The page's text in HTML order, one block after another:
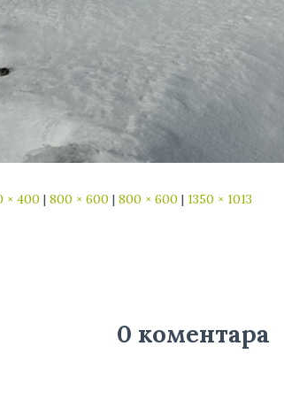
× 400 | 800 × 600 | 800 × 600 | 1350 × 1013
0 коментара